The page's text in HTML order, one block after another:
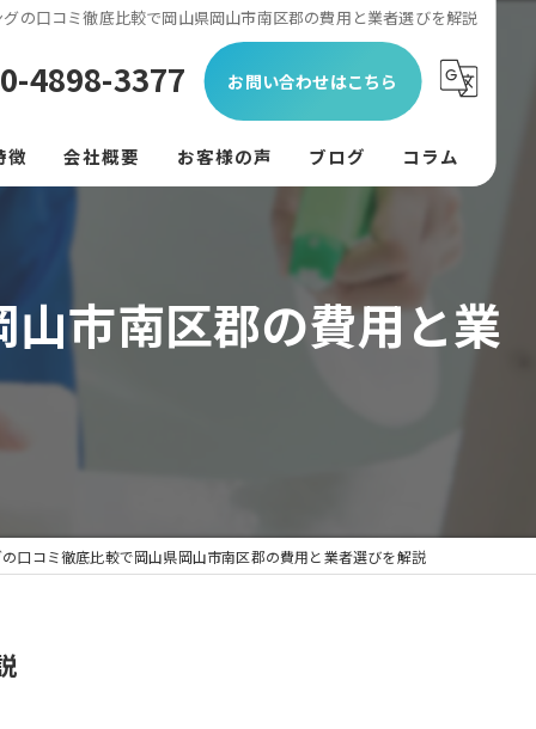
の口コミ徹底比較で岡山県岡山市南区郡の費用と業者選びを解説
4898-3377 お問い合わせはこちら
徴
ング
会社概要 お客様の声 ブログ コラム
市南区郡の費用と業
口コミ徹底比較で岡山県岡山市南区郡の費用と業者選びを解説